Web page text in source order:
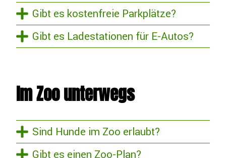
Gibt es kostenfreie Parkplätze?
Gibt es Ladestationen für E-Autos?
Im Zoo unterwegs
Sind Hunde im Zoo erlaubt?
Gibt es einen Zoo-Plan?